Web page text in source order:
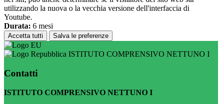
utilizzando la nuova o la vecchia versione dell'interfaccia di
Youtube.
Durata: 6 mesi
Accetta tutti Salva le preferenze
ISTITUTO COMPRENSIVO NETTUNO I
Contatti
ISTITUTO COMPRENSIVO NETTUNO I